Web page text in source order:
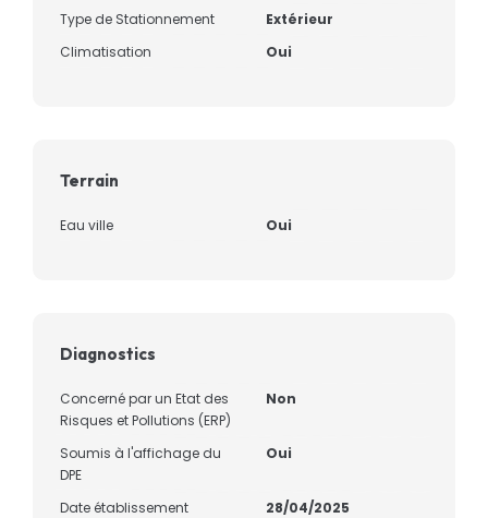
Type de Stationnement
Extérieur
Climatisation
Oui
Terrain
Eau ville Oui
Diagnostics
Concerné par un Etat des
Risques et Pollutions (ERP)
Non
Soumis à l'affichage du
DPE
Oui
Date établissement
28/04/2025